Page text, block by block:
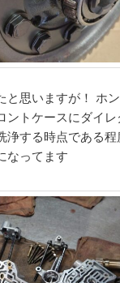
と思いますが！ ホ
ントケースにダイ
浄する時点である程
なってます